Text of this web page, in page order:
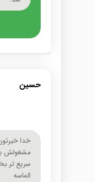
حسین
خدا
مشغولش
سریع
الماسه